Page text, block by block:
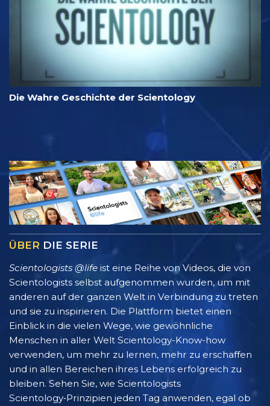
Die Wahre Geschichte der Scientology
ÜBER DIE SERIE
Scientologists @life ist eine Reihe von Videos, die von
Scientologists selbst aufgenommen wurden, um mit
anderen auf der ganzen Welt in Verbindung zu treten
und sie zu inspirieren. Die Plattform bietet einen
Einblick in die vielen Wege, wie gewöhnliche
Menschen in aller Welt Scientology-Know-how
verwenden, um mehr zu lernen, mehr zu erschaffen
und in allen Bereichen ihres Lebens erfolgreich zu
bleiben. Sehen Sie, wie Scientologists
Scientology‑Prinzipien jeden Tag anwenden, egal ob